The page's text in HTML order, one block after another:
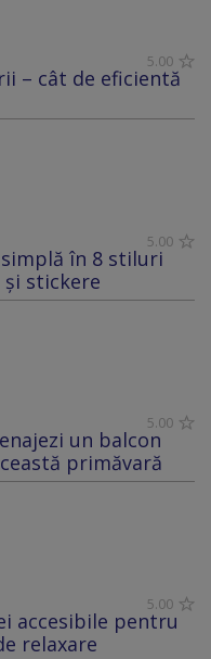
5.00
– cât de eficientă
5.00
în 8 stiluri
stickere
5.00
un balcon
primăvară
5.00
accesibile pentru
relaxare